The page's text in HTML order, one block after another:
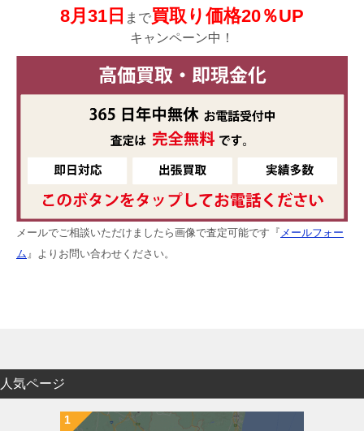
8月31日 まで買取り価格20％UP
キャンペーン中！
メールでご相談いただけましたら画像で査定可能です『 メールフォー
ム 』よりお問い合わせください。
人気ページ